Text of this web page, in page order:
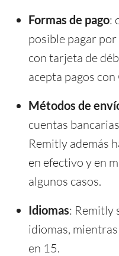
Formas de pago:
posible pagar
con tarjeta de
acepta pagos
Métodos de
cuentas
Remitly además
en efectivo y en
algunos casos.
Idiomas: Remitly
idiomas,
en 15.